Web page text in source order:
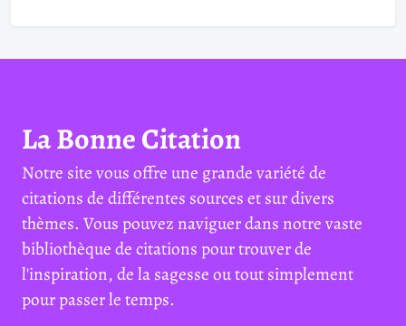
La Bonne Citation
Notre site vous offre une grande variété de
citations de différentes sources et sur divers
thèmes. Vous pouvez naviguer dans notre vaste
bibliothèque de citations pour trouver de
l'inspiration, de la sagesse ou tout simplement
pour passer le temps.